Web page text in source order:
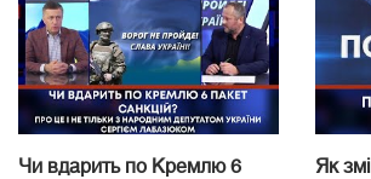
Чи вдарить по Кремлю 6
Як